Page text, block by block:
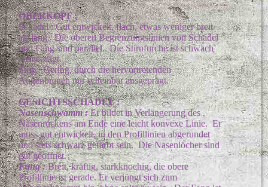
OBERKOPF :
Schädel : Gut entwickelt, flach, etwas weniger breit
als lang. Die oberen Begrenzungslinien von Schädel
und Fang sind parallel. Die Stirnfurche ist schwach
ausgeprägt.
Stop : Gering, durch die hervortretenden
Augenbrauen nur scheinbar ausgeprägt.
GESICHTSSCHÄDEL :
Nasenschwamm :Er bildet in Verlängerung des
Nasenrückens am Ende eine leicht konvexe Linie. Er
muss gut entwickelt, in den Profillinien abgerundet
und stets schwarz gefärbt sein. Die Nasenlöcher sind
gut geöffnet.
Fang :Breit, kräftig, starkknochig, die obere
Profillinie ist gerade. Er verjüngt sich zum